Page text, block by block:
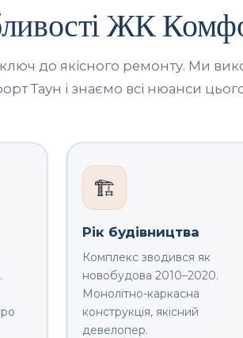
ЖК
до якісного ремонту. Ми
Таун і знаємо всі нюанси
🏗️
Рік будівництва
Комплекс зводився як
новобудова 2010–2020.
Монолітно-каркасна
конструкція, якісний
девелопер.